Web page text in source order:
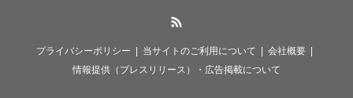
プライバシーポリシー 当サイトのご利用について
会社概要
情報提供（プレスリリース）・広告掲載について